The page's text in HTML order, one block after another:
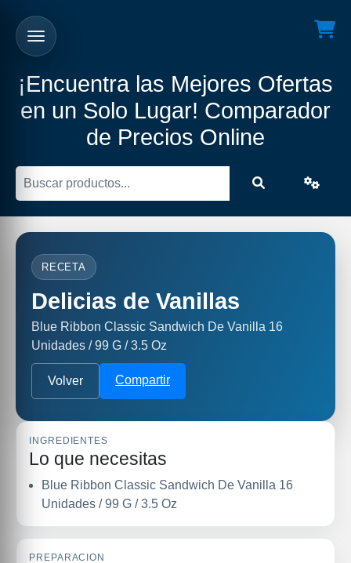
¡Encuentra las Mejores Ofertas
en un Solo Lugar! Comparador
de Precios Online
RECETA
Delicias de Vanillas
Blue Ribbon Classic Sandwich De Vanilla 16
Unidades / 99 G / 3.5 Oz
Volver Compartir
INGREDIENTES
Lo que necesitas
Blue Ribbon Classic Sandwich De Vanilla 16
Unidades / 99 G / 3.5 Oz
PREPARACION